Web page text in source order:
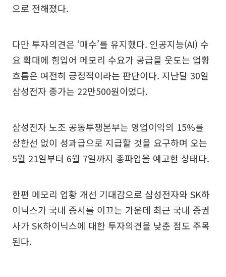
으로 전해졌다.
다만 투자의견은 ‘매수’를 유지했다. 인공지능(AI) 수
요 확대에 힘입어 메모리 수요가 공급을 웃도는 업황
흐름은 여전히 긍정적이라는 판단이다. 지난달 30일
삼성전자 종가는 22만500원이었다.
삼성전자 노조 공동투쟁본부는 영업이익의 15%를
상한선 없이 성과급으로 지급할 것을 요구하며 오는
5월 21일부터 6월 7일까지 총파업을 예고한 상태다.
한편 메모리 업황 개선 기대감으로 삼성전자와 SK하
이닉스가 국내 증시를 이끄는 가운데 최근 국내 증권
사가 SK하이닉스에 대한 투자의견을 낮춘 점도 주목
된다.